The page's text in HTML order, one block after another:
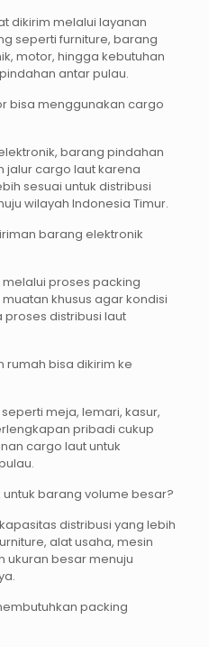
dikirim melalui layanan
seperti furniture, barang
motor, hingga kebutuhan
antar pulau.
bisa menggunakan cargo
barang pindahan
jalur cargo laut karena
sesuai untuk distribusi
wilayah Indonesia Timur.
barang elektronik
proses packing
khusus agar kondisi
distribusi laut
rumah bisa dikirim ke
meja, lemari, kasur,
pribadi cukup
cargo laut untuk
barang volume besar?
distribusi yang lebih
alat usaha, mesin
ukuran besar menuju
packing